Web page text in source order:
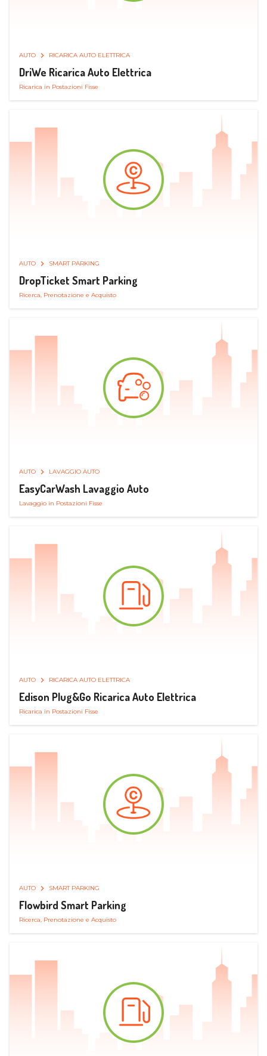
AUTO RICARICA AUTO ELETTRICA
DriWe Ricarica Auto Elettrica
Ricarica in Postazioni Fisse
AUTO SMART PARKING
DropTicket Smart Parking
Ricerca, Prenotazione e Acquisto
AUTO LAVAGGIO AUTO
EasyCarWash Lavaggio Auto
Lavaggio in Postazioni Fisse
AUTO RICARICA AUTO ELETTRICA
Edison Plug&Go Ricarica Auto Elettrica
Ricarica in Postazioni Fisse
AUTO SMART PARKING
Flowbird Smart Parking
Ricerca, Prenotazione e Acquisto